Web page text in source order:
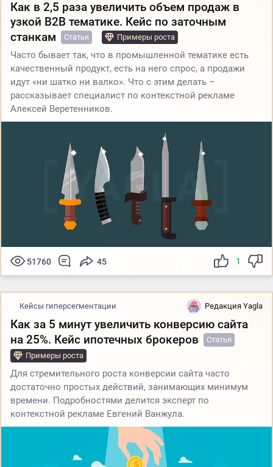
Как в 2,5 раза увеличить объем продаж в
узкой B2B тематике. Кейс по заточным
станкам
Статья Примеры роста
Часто бывает так, что в промышленной тематике есть
качественный продукт, есть на него спрос, а продажи
идут «ни шатко ни валко». Что с этим делать –
рассказывает специалист по контекстной рекламе
Алексей Веретенников.
51760 45 1
Кейсы гиперсегментации Редакция Yagla
Как за 5 минут увеличить конверсию сайта
на 25%. Кейс ипотечных брокеров
Статья
Примеры роста
Для стремительного роста конверсии сайта часто
достаточно простых действий, занимающих минимум
времени. Подробностями делится эксперт по
контекстной рекламе Евгений Ванжула.